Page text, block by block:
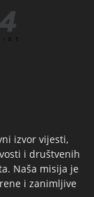
izvor vijesti,
i društvenih
Naša misija je
i zanimljive